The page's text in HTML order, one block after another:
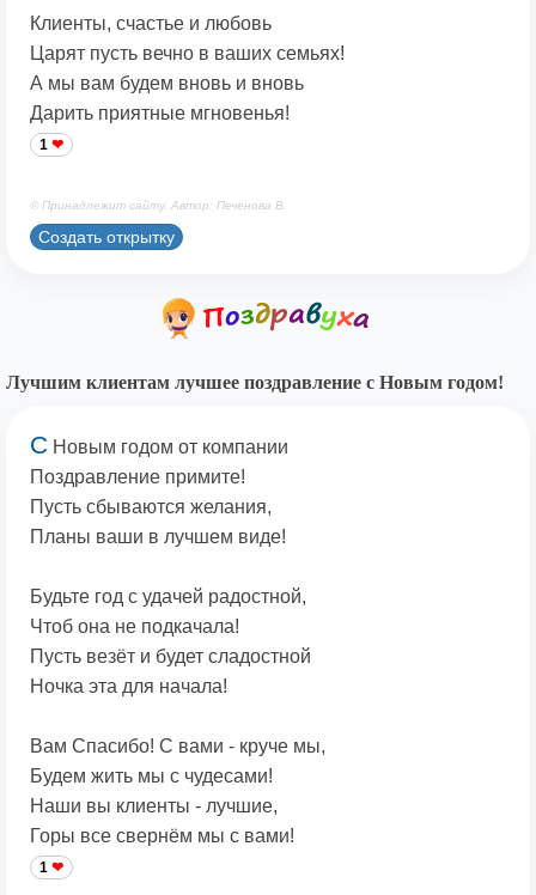
Клиенты, счастье и любовь
Царят пусть вечно в ваших семьях!
А мы вам будем вновь и вновь
Дарить приятные мгновенья!
1
© Принадлежит сайту. Автор: Печенова В.
Создать открытку
Лучшим клиентам лучшее поздравление с Новым годом!
С Новым годом от компании
Поздравление примите!
Пусть сбываются желания,
Планы ваши в лучшем виде!
Будьте год с удачей радостной,
Чтоб она не подкачала!
Пусть везёт и будет сладостной
Ночка эта для начала!
Вам Спасибо! С вами - круче мы,
Будем жить мы с чудесами!
Наши вы клиенты - лучшие,
Горы все свернём мы с вами!
1